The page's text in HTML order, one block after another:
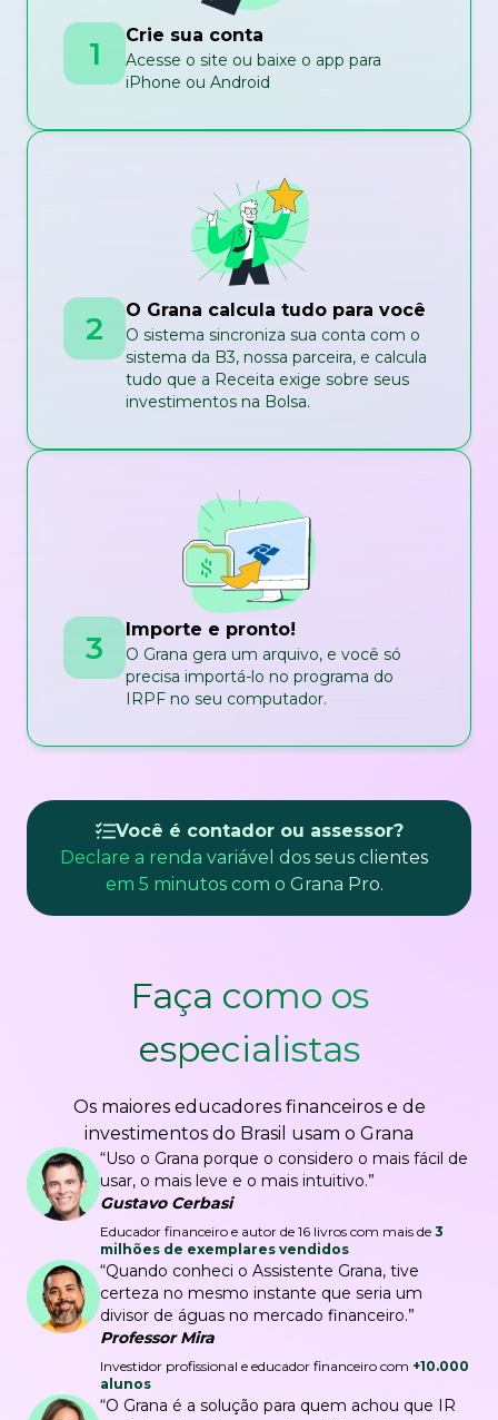
1 Crie sua conta
Acesse o site ou baixe o app para
iPhone ou Android
2 O Grana calcula tudo para você
O sistema sincroniza sua conta com o
sistema da B3, nossa parceira, e calcula
tudo que a Receita exige sobre seus
investimentos na Bolsa.
3 Importe e pronto!
O Grana gera um arquivo, e você só
precisa importá-lo no programa do
IRPF no seu computador.
Você é contador ou assessor?
Declare a renda variável dos seus clientes
em 5 minutos com o Grana Pro.
Faça como os
especialistas
Os maiores educadores financeiros e de
investimentos do Brasil usam o Grana
“Uso o Grana porque o considero o mais fácil de
usar, o mais leve e o mais intuitivo.”
Gustavo Cerbasi
Educador financeiro e autor de 16 livros com mais de 3
milhões de exemplares vendidos
“Quando conheci o Assistente Grana, tive
certeza no mesmo instante que seria um
divisor de águas no mercado financeiro.”
Professor Mira
Investidor profissional e educador financeiro com +10.000
alunos
“O Grana é a solução para quem achou que IR